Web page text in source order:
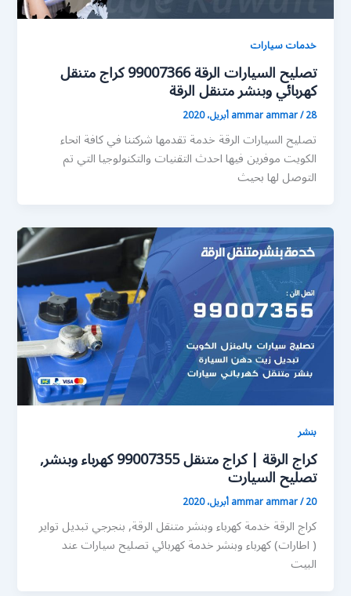
خدمات سيارات
تصليح السيارات الرقة 99007366 كراج متنقل
كهربائي وبنشر متنقل الرقة
ammar ammar/28 أبريل، 2020
تصليح السيارات الرقة خدمة تقدمها شركتنا في كافة انحاء
الكويت موفرين فيها احدث التقنيات والتكنولوجيا التي تم
التوصل لها بحيث
بنشر
كراج الرقة | كراج متنقل 99007355 كهرباء وبنشر,
تصليح السيارت
ammar ammar/20 أبريل، 2020
كراج الرقة خدمة كهرباء وبنشر متنقل الرقة, بنجرجي تبديل تواير
( اطارات) كهرباء وبنشر خدمة كهربائي تصليح سيارات عند
البيت